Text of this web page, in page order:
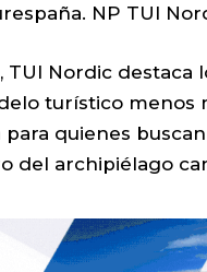
NP TUI
TUI Nordic
turístico menos
quienes
del archipiélago